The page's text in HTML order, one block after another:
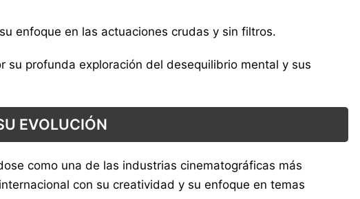
enfoque en las actuaciones crudas y sin filtros.
su profunda exploración del desequilibrio mental y sus
EVOLUCIÓN
como una de las industrias cinematográficas más
con su creatividad y su enfoque en temas